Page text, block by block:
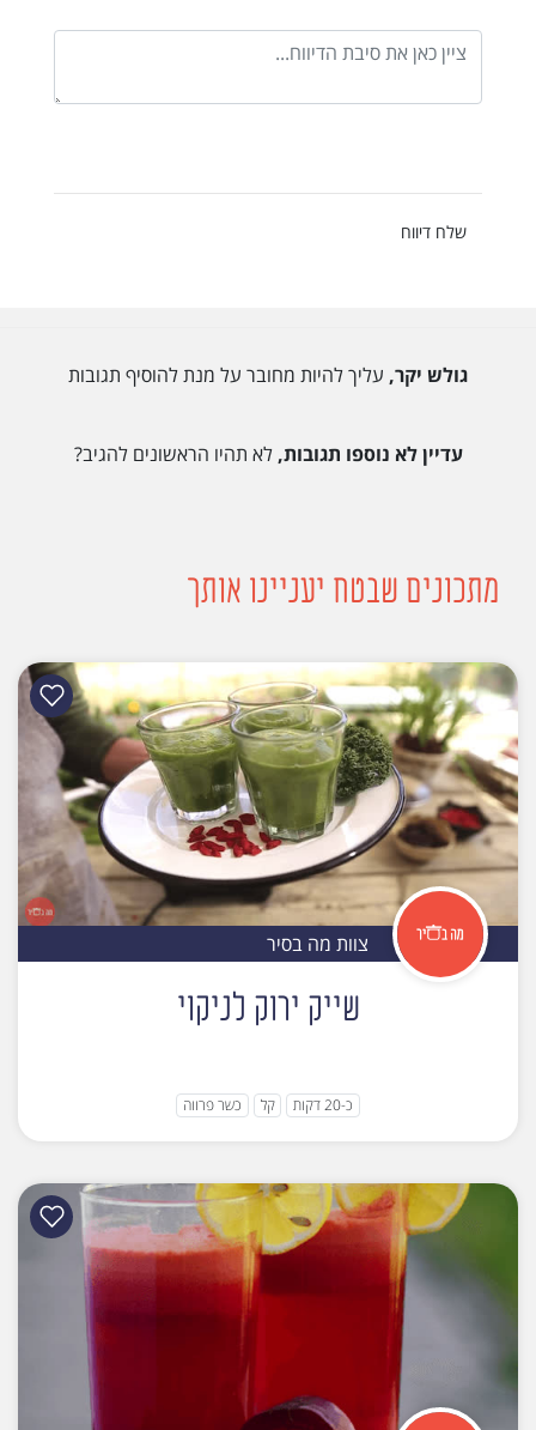
שלח דיווח
גולש יקר, עליך להיות מחובר על מנת להוסיף תגובות
עדיין לא נוספו תגובות,לא תהיו הראשונים להגיב?
מתכונים שבטח יעניינו אותך
צוות מה בסיר
שייק ירוק לניקוי
כ-20 דקות קל כשר פרווה